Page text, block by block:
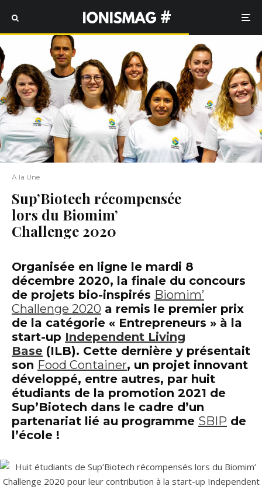
#
À la Une
Sup’Biotech récompensée
lors du Biomim’
Challenge 2020
Organisée en ligne le mardi 8
décembre 2020, la finale du concours
de projets bio-inspirés Biomim’
Challenge 2020 a remis le premier prix
de la catégorie « Entrepreneurs » à la
start-up Independent Living
Base (ILB). Cette dernière y présentait
son Food Container, un projet innovant
développé, entre autres, par huit
étudiants de la promotion 2021 de
Sup’Biotech dans le cadre d’un
partenariat lié au programme SBIP de
l’école !